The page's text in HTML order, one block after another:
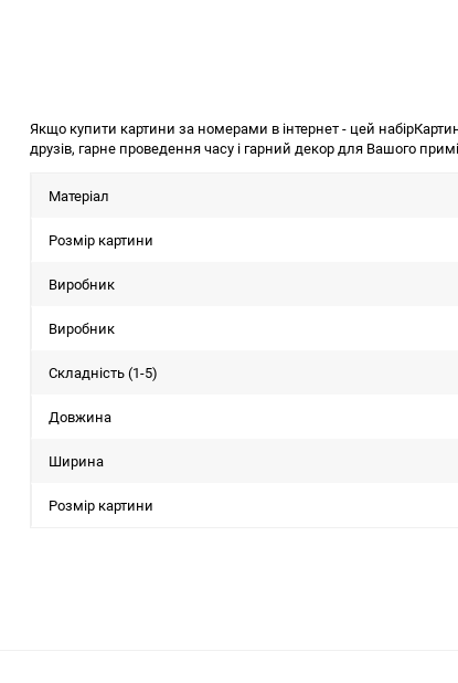
Якщо купити картини за номерами в інтернет - цей набір
друзів, гарне проведення часу і гарний декор для Вашого
Матеріал
Розмір картини
Виробник
Виробник
Складність (1-5)
Довжина
Ширина
Розмір картини